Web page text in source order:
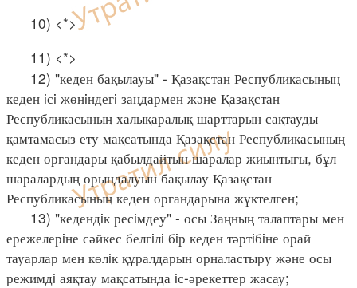
10) <*>
11) <*>
12) "кеден бақылауы" - Қазақстан Республикасының
кеден iсi жөнiндегi заңдармен және Қазақстан
Республикасының халықаралық шарттарын сақтауды
қамтамасыз ету мақсатында Қазақстан Республикасының
кеден органдары қабылдайтын шаралар жиынтығы, бұл
шаралардың орындалуын бақылау Қазақстан
Республикасының кеден органдарына жүктелген;
13) "кедендiк ресiмдеу" - осы Заңның талаптары мен
ережелерiне сәйкес белгiлi бiр кеден тәртiбiне орай
тауарлар мен көлiк құралдарын орналастыру және осы
режимдi аяқтау мақсатында iс-әрекеттер жасау;